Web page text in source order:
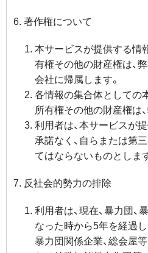
著作権について
本サービスが提供する情
有権その他の財産権は、
会社に帰属します。
各情報の集合体としての
所有権その他の財産権は
利用者は、本サービスが
承諾なく、自らまたは第
てはならないものとします
反社会的勢力の排除
利用者は、現在、暴力団、
なった時から5年を経過し
暴力団関係企業、総会屋